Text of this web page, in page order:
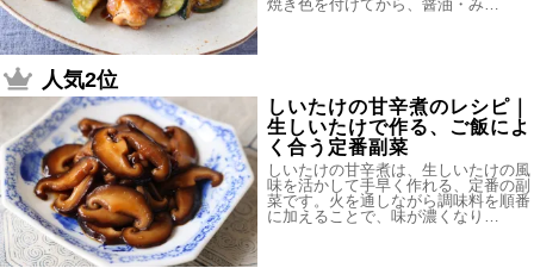
焼き色を付けてから、醤油・み…
人気2位
しいたけの甘辛煮のレシピ｜
生しいたけで作る、ご飯によ
く合う定番副菜
しいたけの甘辛煮は、生しいたけの風
味を活かして手早く作れる、定番の副
菜です。火を通しながら調味料を順番
に加えることで、味が濃くなり…